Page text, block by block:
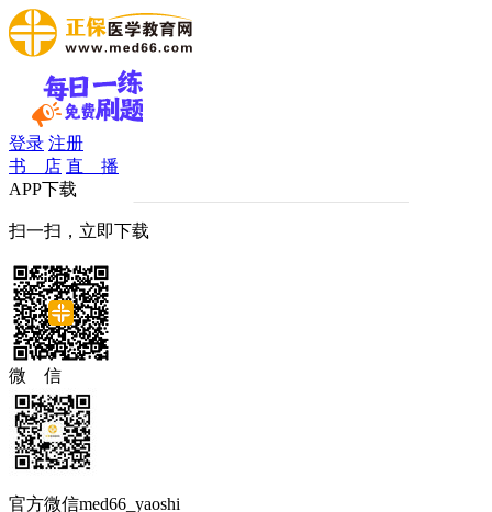
登录 注册
书 店 直 播
APP下载
扫一扫，立即下载
微 信
官方微信med66_yaoshi